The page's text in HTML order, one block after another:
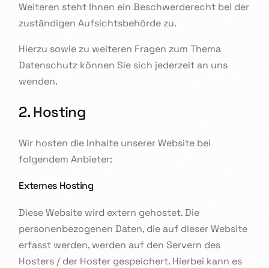
Weiteren steht Ihnen ein Beschwerderecht bei der
zuständigen Aufsichtsbehörde zu.
Hierzu sowie zu weiteren Fragen zum Thema
Datenschutz können Sie sich jederzeit an uns
wenden.
2. Hosting
Wir hosten die Inhalte unserer Website bei
folgendem Anbieter:
Externes Hosting
Diese Website wird extern gehostet. Die
personenbezogenen Daten, die auf dieser Website
erfasst werden, werden auf den Servern des
Hosters / der Hoster gespeichert. Hierbei kann es